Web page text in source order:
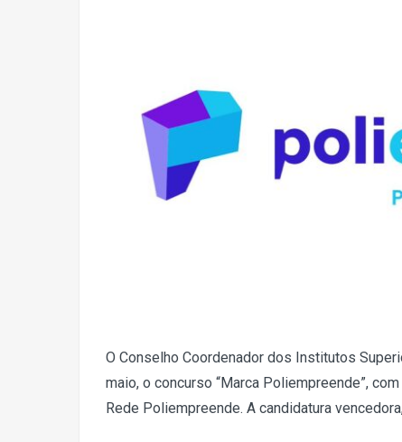
O Conselho Coordenador dos Institutos
maio, o concurso “Marca Poliempreende”,
Rede Poliempreende. A candidatura